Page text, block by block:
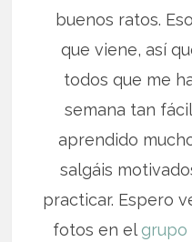
buenos ratos.
que viene, así
todos que me
semana tan
aprendido
salgáis
practicar. Espero
fotos en el grupo